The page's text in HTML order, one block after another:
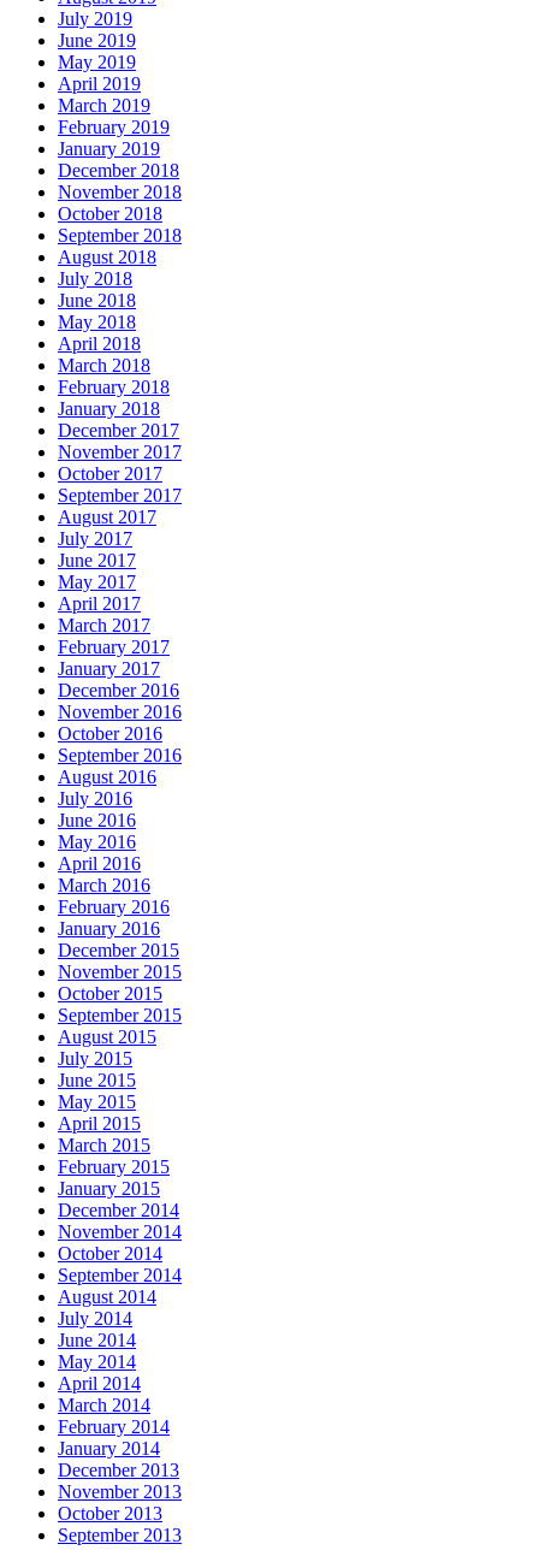
July 2019
June 2019
May 2019
April 2019
March 2019
February 2019
January 2019
December 2018
November 2018
October 2018
September 2018
August 2018
July 2018
June 2018
May 2018
April 2018
March 2018
February 2018
January 2018
December 2017
November 2017
October 2017
September 2017
August 2017
July 2017
June 2017
May 2017
April 2017
March 2017
February 2017
January 2017
December 2016
November 2016
October 2016
September 2016
August 2016
July 2016
June 2016
May 2016
April 2016
March 2016
February 2016
January 2016
December 2015
November 2015
October 2015
September 2015
August 2015
July 2015
June 2015
May 2015
April 2015
March 2015
February 2015
January 2015
December 2014
November 2014
October 2014
September 2014
August 2014
July 2014
June 2014
May 2014
April 2014
March 2014
February 2014
January 2014
December 2013
November 2013
October 2013
September 2013